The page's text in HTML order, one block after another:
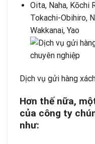
Oita, Naha, Kōchi
Tokachi-Obihiro,
Wakkanai, Yao
Dịch vụ gửi hàng
Hơn thế nữa,
của công ty
như: